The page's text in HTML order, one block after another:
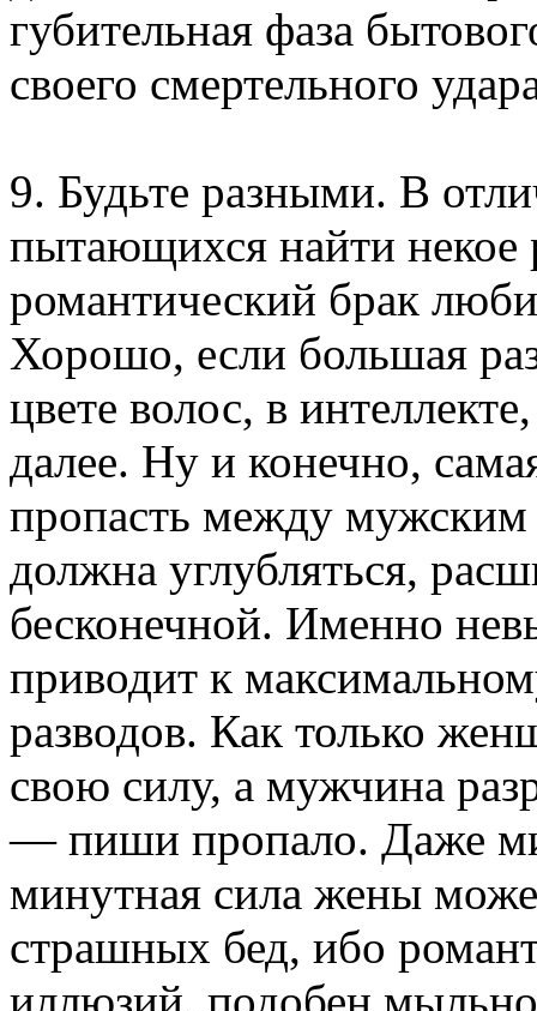
губительная фаза
своего смертельного
9. Будьте разными. В
пытающихся найти некое
романтический брак
Хорошо, если большая
цвете волос, в
далее. Ну и конечно,
пропасть между
должна углубляться,
бесконечной. Именно
приводит к
разводов. Как только
свою силу, а мужчина
— пиши пропало. Даже
минутная сила жены
страшных бед, ибо